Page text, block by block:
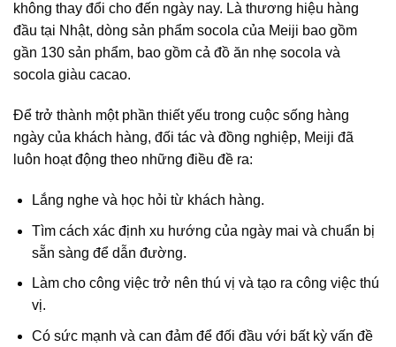
không thay đổi cho đến ngày nay. Là thương hiệu hàng
đầu tại Nhật, dòng sản phẩm socola của Meiji bao gồm
gần 130 sản phẩm, bao gồm cả đồ ăn nhẹ socola và
socola giàu cacao.
Để trở thành một phần thiết yếu trong cuộc sống hàng
ngày của khách hàng, đối tác và đồng nghiệp, Meiji đã
luôn hoạt động theo những điều đề ra:
Lắng nghe và học hỏi từ khách hàng.
Tìm cách xác định xu hướng của ngày mai và chuẩn bị
sẵn sàng để dẫn đường.
Làm cho công việc trở nên thú vị và tạo ra công việc thú
vị.
Có sức mạnh và can đảm để đối đầu với bất kỳ vấn đề